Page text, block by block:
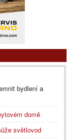
bydlení a
domě
světlovod